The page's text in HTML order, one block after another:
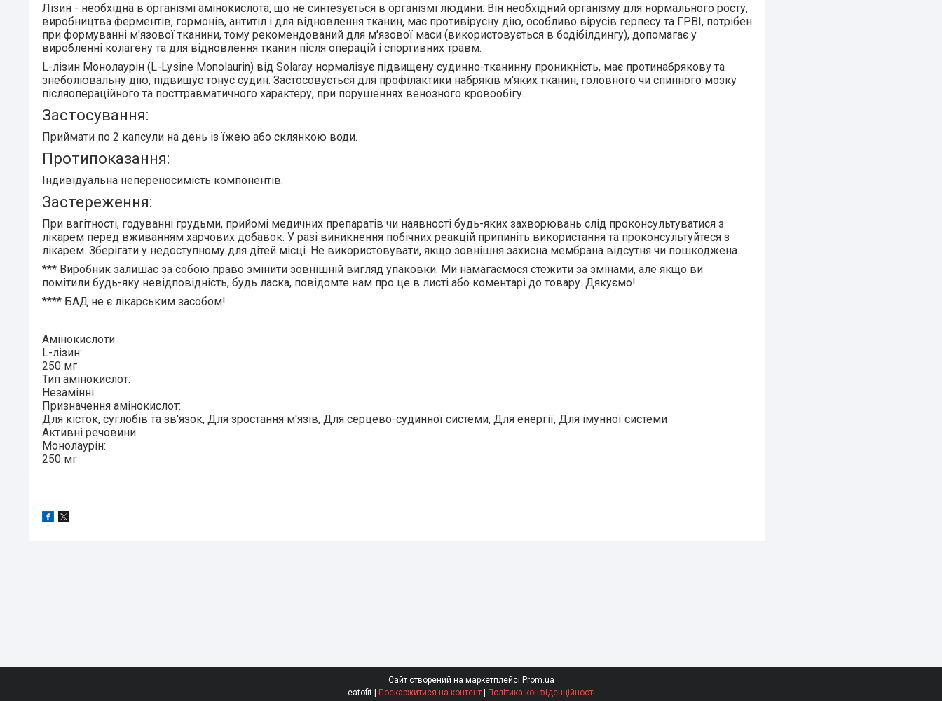
Лізин - необхідна в організмі амінокислота, що не синтезується в організмі людини. Він необхідний організму для нормального росту,
виробництва ферментів, гормонів, антитіл і для відновлення тканин, має противірусну дію, особливо вірусів герпесу та ГРВІ, потрібен
при формуванні м'язової тканини, тому рекомендований для м'язової маси (використовується в бодібілдингу), допомагає у
виробленні колагену та для відновлення тканин після операцій і спортивних травм.
L-лізин Монолаурін (L-Lysine Monolaurin) від Solaray нормалізує підвищену судинно-тканинну проникність, має протинабрякову та
знеболювальну дію, підвищує тонус судин. Застосовується для профілактики набряків м'яких тканин, головного чи спинного мозку
післяопераційного та посттравматичного характеру, при порушеннях венозного кровообігу.
Застосування:
Приймати по 2 капсули на день із їжею або склянкою води.
Протипоказання:
Індивідуальна непереносимість компонентів.
Застереження:
При вагітності, годуванні грудьми, прийомі медичних препаратів чи наявності будь-яких захворювань слід проконсультуватися з
лікарем перед вживанням харчових добавок. У разі виникнення побічних реакцій припиніть використання та проконсультуйтеся з
лікарем. Зберігати у недоступному для дітей місці. Не використовувати, якщо зовнішня захисна мембрана відсутня чи пошкоджена.
*** Виробник залишає за собою право змінити зовнішній вигляд упаковки. Ми намагаємося стежити за змінами, але якщо ви
помітили будь-яку невідповідність, будь ласка, повідомте нам про це в листі або коментарі до товару. Дякуємо!
**** БАД не є лікарським засобом!
Амінокислоти
L-лізин:
250 мг
Тип амінокислот:
Незамінні
Призначення амінокислот:
Для кісток, суглобів та зв'язок, Для зростання м'язів, Для серцево-судинної системи, Для енергії, Для імунної системи
Активні речовини
Монолаурін:
250 мг
Сайт створений на маркетплейсі Prom.ua
eatofit | Поскаржитися на контент | Політика конфіденційності